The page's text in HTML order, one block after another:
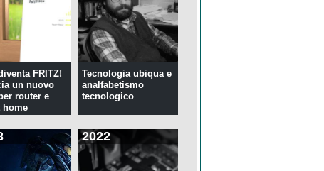
FRITZ!
un nuovo
router e
home
Tecnologia ubiqua e
analfabetismo
tecnologico
2022